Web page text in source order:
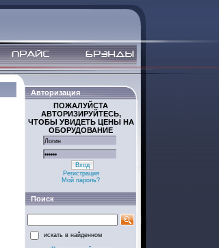
Авторизация
ПОЖАЛУЙСТА
АВТОРИЗИРУЙТЕСЬ,
ЧТОБЫ УВИДЕТЬ ЦЕНЫ НА
ОБОРУДОВАНИЕ
Вход
Регистрация
Мой пароль?
Поиск
искать в найденном